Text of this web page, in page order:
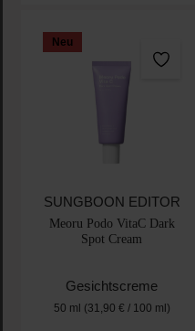
Neu
SUNGBOON EDITOR
Meoru Podo VitaC Dark
Spot Cream
Gesichtscreme
50 ml (31,90 € / 100 ml)